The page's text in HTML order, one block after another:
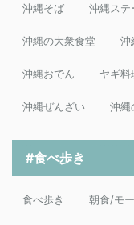
沖縄そば 沖縄ステ
沖縄の大衆食堂 沖
沖縄おでん ヤギ料
沖縄ぜんざい 沖縄
#食べ歩き
食べ歩き 朝食/モ